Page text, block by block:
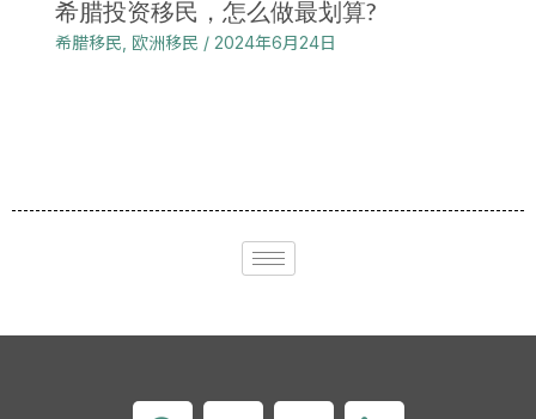
希腊投资移民，怎么做最划算?
希腊移民 欧洲移民 / 2024年6月24日